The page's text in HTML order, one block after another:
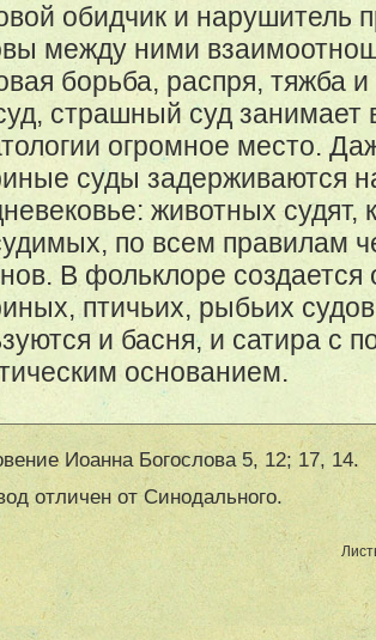
обидчик и нарушитель
между ними
борьба, распря, тяжба и
страшный суд занимает
огромное место.
суды задерживаются
животных судят,
по всем правилам
В фольклоре
птичьих, рыбьих
и басня, и сатира с
основанием.
Иоанна Богослова 5, 12; 17, 14.
отличен от Синодального.